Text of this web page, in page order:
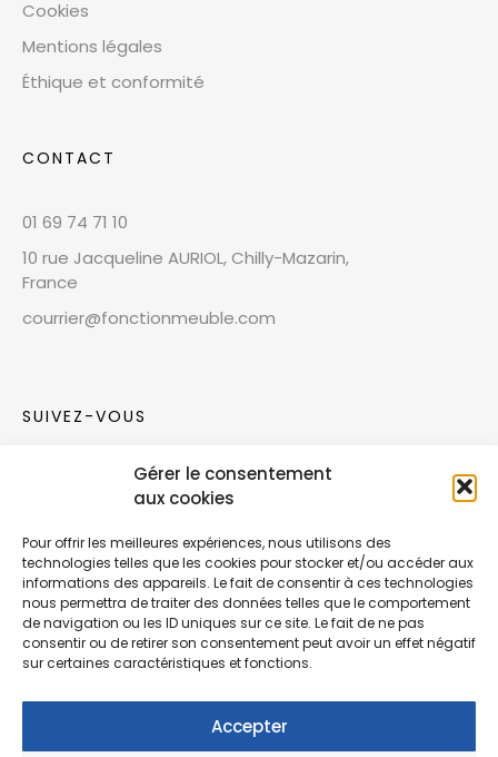
Gérer le consentement
aux cookies
Pour offrir les meilleures expériences, nous utilisons des
technologies telles que les cookies pour stocker et/ou accéder aux
informations des appareils. Le fait de consentir à ces technologies
nous permettra de traiter des données telles que le comportement
de navigation ou les ID uniques sur ce site. Le fait de ne pas
consentir ou de retirer son consentement peut avoir un effet négatif
sur certaines caractéristiques et fonctions.
Accepter
Cookies
Mentions légales
Éthique et conformité
CONTACT
01 69 74 71 10
10 rue Jacqueline AURIOL, Chilly-Mazarin,
France
courrier@fonctionmeuble.com
SUIVEZ-VOUS
Rejoignez notre communauté sur les réseaux
Nouvelles collections, vie de l’équipe ou
inspirations : soyez informés de nos dernières
actualités.